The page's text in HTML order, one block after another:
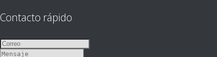
Contacto rápido